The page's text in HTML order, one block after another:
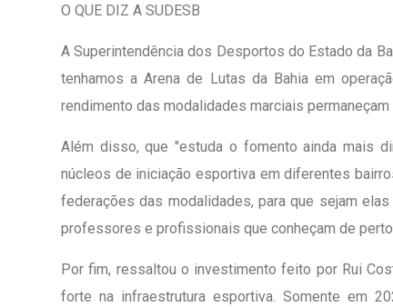
O QUE DIZ A SUDESB
A Superintendência dos Desportos do Estado da
tenhamos a Arena de Lutas da Bahia em
rendimento das modalidades marciais
Além disso, que "estuda o fomento ainda mais
núcleos de iniciação esportiva em diferentes
federações das modalidades, para que sejam
professores e profissionais que conheçam de
Por fim, ressaltou o investimento feito por Rui
forte na infraestrutura esportiva. Somente em